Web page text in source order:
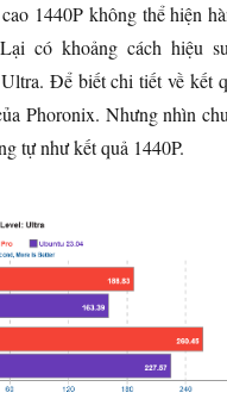
1440P không thể hiện
có khoảng cách hiệu
Để biết chi tiết về kết
Phoronix. Nhưng nhìn
tự như kết quả 1440P.